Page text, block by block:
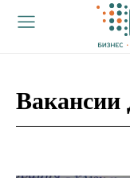
Вакансии